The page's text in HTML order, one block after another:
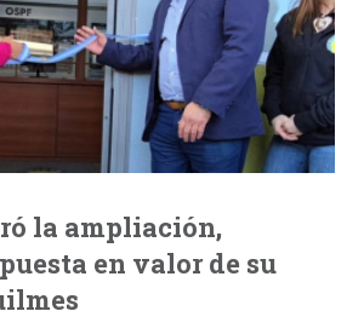
la ampliación,
en valor de su